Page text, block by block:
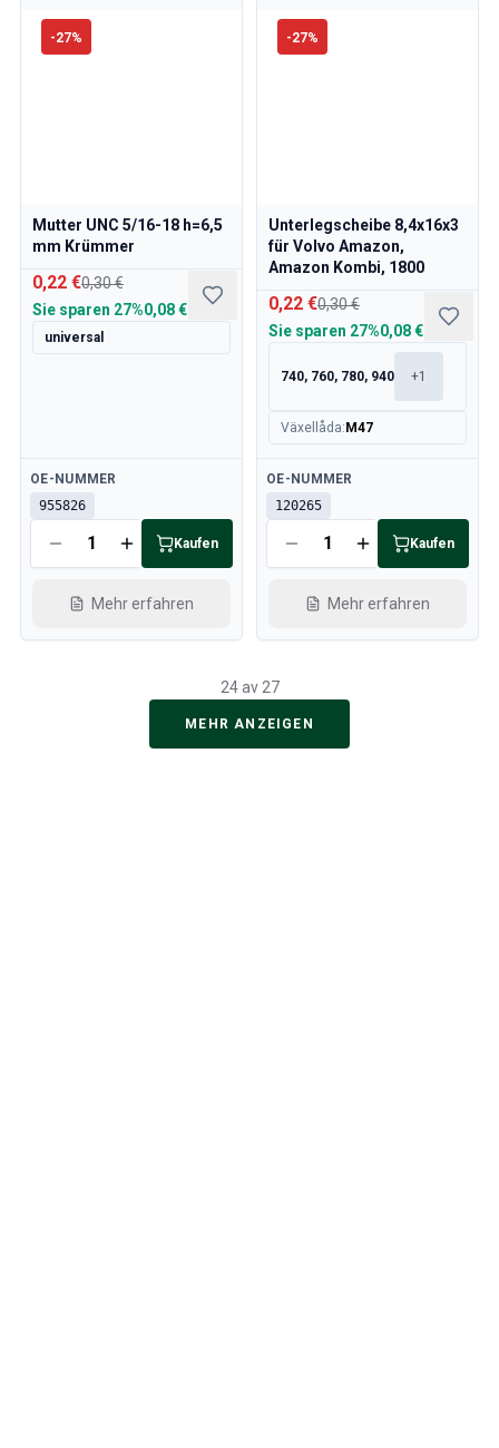
-27%
Mutter UNC 5/16-18 h=6,5
mm Krümmer
0,22 €0,30 €
Sie sparen 27%0,08 €
universal
Verfügbar
OE-NUMMER
955826
Kaufen
Mehr erfahren
-27%
Unterlegscheibe 8,4x16x3
für Volvo Amazon,
Amazon Kombi, 1800
0,22 €0,30 €
Sie sparen 27%0,08 €
740, 760, 780, 940 +1
Växellåda: M47
Verfügbar
OE-NUMMER
120265
Kaufen
Mehr erfahren
24 av 27
MEHR ANZEIGEN